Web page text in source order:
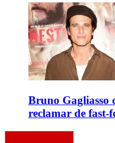
Bruno Gagliasso
reclamar de